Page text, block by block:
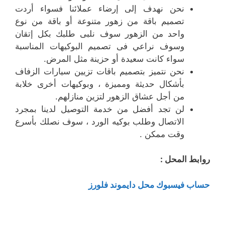
نحن نهدف إلى إرضاء عملائنا فسواء أردت
تصميم باقة من زهور متنوعة أو باقة من نوع
واحد من الزهور سوف نلبى طلبك بكل إتقان
وسوف نراعي فى تصميم البوكيهات المناسبة
سواء كانت سعيدة أو حزينة مثل المرض.
نحن نتميز بتصميم باقات تزيين سيارات الزفاف
بأشكال حديثة ومميزة ، وبوكيهات أخرى خلابة
من أجل عشاق الزهور لتزين منازلهم.
لن تجد أفضل من خدمة التوصيل لدينا بمجرد
الاتصال وطلب بوكيه الورد ، سوف نصلك بأسرع
وقت ممكن .
روابط المحل :
حساب فيسبوك محل دايموند فلورز